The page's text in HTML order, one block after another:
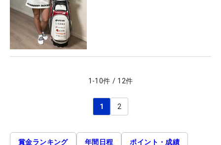
1 -10件 / 12件
1 2
賞金ランキング 年間日程 ポイント・成績